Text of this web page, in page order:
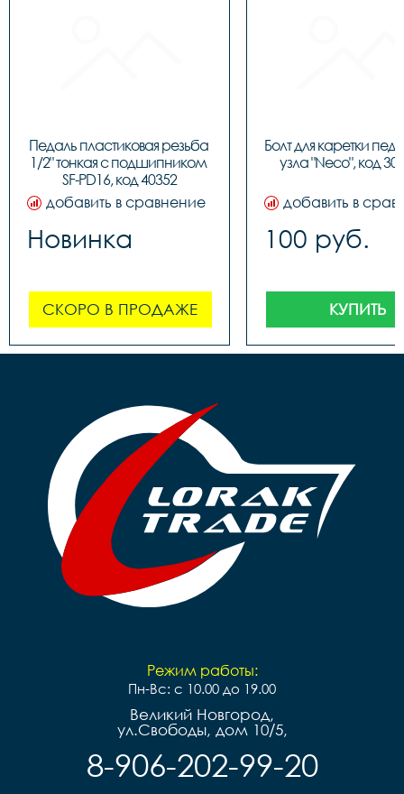
Педаль пластиковая резьба
1/2" тонкая c подшипником
SF-PD16, код 40352
добавить в сравнение
Новинка
СКОРО В ПРОДАЖЕ
Болт для каретки
узла "Neco", код
добавить в
100 руб.
КУПИТЬ
Режим работы:
Пн-Вс: с 10.00 до 19.00
Великий Новгород,
ул.Свободы, дом 10/5,
8-906-202-99-20